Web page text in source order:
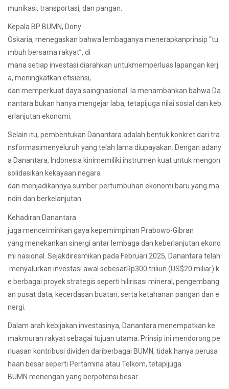
munikasi, transportasi, dan pangan.
Kepala BP BUMN, Dony
Oskaria, menegaskan bahwa lembaganya menerapkanprinsip “tu
mbuh bersama rakyat”, di
mana setiap investasi diarahkan untukmemperluas lapangan kerj
a, meningkatkan efisiensi,
dan memperkuat daya saingnasional. Ia menambahkan bahwa Da
nantara bukan hanya mengejar laba, tetapijuga nilai sosial dan keb
erlanjutan ekonomi.
Selain itu, pembentukan Danantara adalah bentuk konkret dari tra
nsformasimenyeluruh yang telah lama diupayakan. Dengan adany
a Danantara, Indonesia kinimemiliki instrumen kuat untuk mengon
solidasikan kekayaan negara
dan menjadikannya sumber pertumbuhan ekonomi baru yang ma
ndiri dan berkelanjutan.
Kehadiran Danantara
juga mencerminkan gaya kepemimpinan Prabowo-Gibran
yang menekankan sinergi antar lembaga dan keberlanjutan ekono
mi nasional. Sejakdiresmikan pada Februari 2025, Danantara telah
menyalurkan investasi awal sebesarRp300 triliun (US$20 miliar) k
e berbagai proyek strategis seperti hilirisasi mineral, pengembang
an pusat data, kecerdasan buatan, serta ketahanan pangan dan e
nergi.
Dalam arah kebijakan investasinya, Danantara menempatkan ke
makmuran rakyat sebagai tujuan utama. Prinsip ini mendorong pe
rluasan kontribusi dividen dariberbagai BUMN, tidak hanya perusa
haan besar seperti Pertamina atau Telkom, tetapijuga
BUMN menengah yang berpotensi besar.